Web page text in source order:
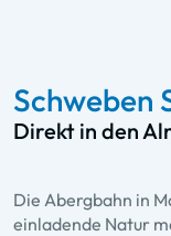
Schweben
Direkt in den
Die Abergbahn in
einladende Natur